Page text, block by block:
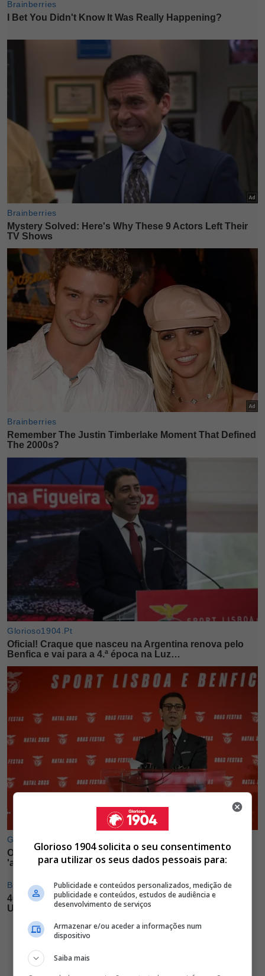
Glorioso 1904 solicita o seu consentimento
para utilizar os seus dados pessoais para:
Publicidade e conteúdos personalizados, medição de
publicidade e conteúdos, estudos de audiência e
desenvolvimento de serviços
Armazenar e/ou aceder a informações num
dispositivo
Saiba mais